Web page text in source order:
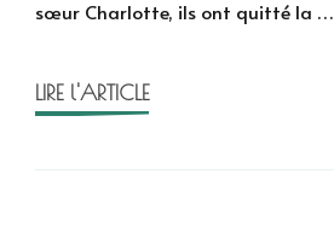
pot
sœur Charlotte, ils ont quitté la …
LIRE l'ARTICLE